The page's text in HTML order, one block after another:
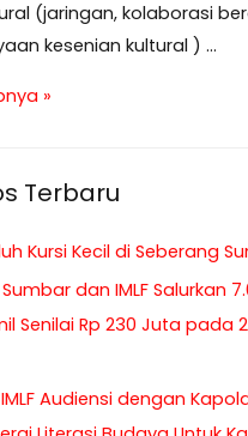
(jaringan, kolaborasi
kesenian kultural ) …
»
Terbaru
Kursi Kecil di Seberang
dan IMLF Salurkan
Senilai Rp 230 Juta pada
Audiensi dengan